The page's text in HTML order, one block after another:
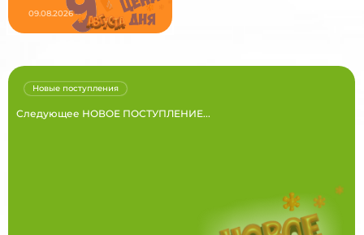
09.08.2026
Следующее НОВОЕ ПОСТУПЛЕНИЕ...
Новые поступления